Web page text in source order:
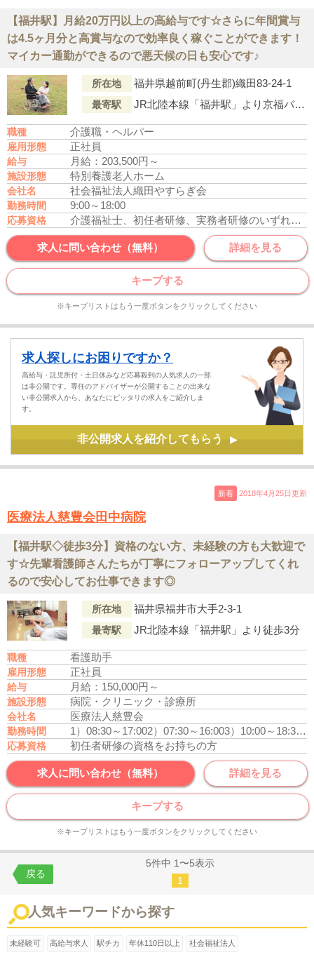
【福井駅】月給20万円以上の高給与です☆さらに年間賞与
は4.5ヶ月分と高賞与なので効率良く稼ぐことができます！
マイカー通勤ができるので悪天候の日も安心です♪
所在地 福井県越前町(丹生郡)織田83-24-1
最寄駅 JR北陸本線「福井駅」より京福バス「織田」行「織田」下車徒歩4分
職種 介護職・ヘルパー
雇用形態 正社員
給与 月給：203,500円～
施設形態 特別養護老人ホーム
会社名 社会福祉法人織田やすらぎ会
勤務時間 9:00～18:00
応募資格 介護福祉士、初任者研修、実務者研修のいずれかの資格をお持ちの方
求人に問い合わせ（無料） 詳細を見る
キープする
※キープリストはもう一度ボタンをクリックしてください
求人探しにお困りですか？
高給与・託児所付・土日休みなど応募殺到の人気求人の一部
は非公開です。専任のアドバイザーが公開することの出来な
い非公開求人から、あなたにピッタリの求人をご紹介しま
す。
非公開求人を紹介してもらう ▶
新着 2018年4月25日更新
医療法人慈豊会田中病院
【福井駅◇徒歩3分】資格のない方、未経験の方も大歓迎で
す☆先輩看護師さんたちが丁寧にフォローアップしてくれ
るので安心してお仕事できます◎
所在地 福井県福井市大手2-3-1
最寄駅 JR北陸本線「福井駅」より徒歩3分
職種 看護助手
雇用形態 正社員
給与 月給：150,000円～
施設形態 病院・クリニック・診療所
会社名 医療法人慈豊会
勤務時間 1）08:30～17:002）07:30～16:003）10:00～18:30又は16:30～09:00の間の16時間
応募資格 初任者研修の資格をお持ちの方
求人に問い合わせ（無料） 詳細を見る
キープする
※キープリストはもう一度ボタンをクリックしてください
5件中 1〜5表示
1
戻る
人気キーワードから探す
未経験可 高給与求人 駅チカ 年休110日以上 社会福祉法人